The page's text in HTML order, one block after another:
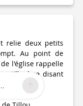
relie deux petits
Au point de
l'église rappelle
tilleul se disant